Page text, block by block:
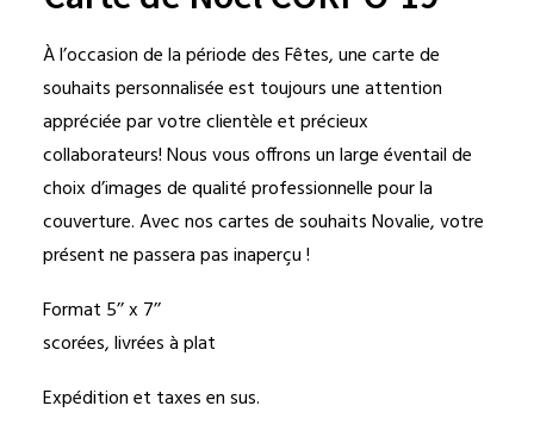
À l’occasion de la période des Fêtes, une carte de
souhaits personnalisée est toujours une attention
appréciée par votre clientèle et précieux
collaborateurs! Nous vous offrons un large éventail de
choix d’images de qualité professionnelle pour la
couverture. Avec nos cartes de souhaits Novalie, votre
présent ne passera pas inaperçu !
Format 5’’ x 7’’
scorées, livrées à plat
Expédition et taxes en sus.